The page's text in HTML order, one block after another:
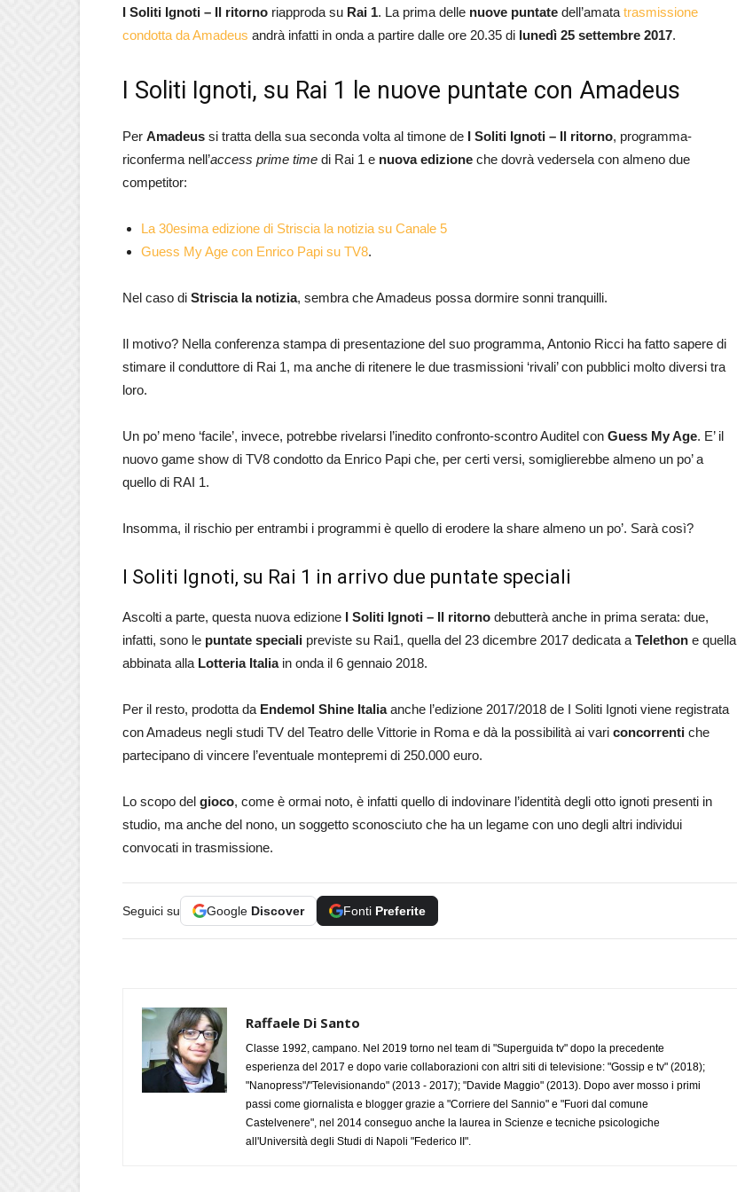
I Soliti Ignoti – Il ritorno riapproda su Rai 1. La prima delle nuove puntate dell’amata trasmissione
condotta da Amadeus andrà infatti in onda a partire dalle ore 20.35 di lunedì 25 settembre 2017.
I Soliti Ignoti, su Rai 1 le nuove puntate con Amadeus
Per Amadeus si tratta della sua seconda volta al timone de I Soliti Ignoti – Il ritorno, programma-
riconferma nell’access prime time di Rai 1 e nuova edizione che dovrà vedersela con almeno due
competitor:
La 30esima edizione di Striscia la notizia su Canale 5
Guess My Age con Enrico Papi su TV8.
Nel caso di Striscia la notizia, sembra che Amadeus possa dormire sonni tranquilli.
Il motivo? Nella conferenza stampa di presentazione del suo programma, Antonio Ricci ha fatto sapere di
stimare il conduttore di Rai 1, ma anche di ritenere le due trasmissioni ‘rivali’ con pubblici molto diversi tra
loro.
Un po’ meno ‘facile’, invece, potrebbe rivelarsi l’inedito confronto-scontro Auditel con Guess My Age. E’ il
nuovo game show di TV8 condotto da Enrico Papi che, per certi versi, somiglierebbe almeno un po’ a
quello di RAI 1.
Insomma, il rischio per entrambi i programmi è quello di erodere la share almeno un po’. Sarà così?
I Soliti Ignoti, su Rai 1 in arrivo due puntate speciali
Ascolti a parte, questa nuova edizione I Soliti Ignoti – Il ritorno debutterà anche in prima serata: due,
infatti, sono le puntate speciali previste su Rai1, quella del 23 dicembre 2017 dedicata a Telethon e quella
abbinata alla Lotteria Italiain onda il 6 gennaio 2018.
Per il resto, prodotta da Endemol Shine Italiaanche l’edizione 2017/2018 de I Soliti Ignoti viene registrata
con Amadeus negli studi TV del Teatro delle Vittorie in Roma e dà la possibilità ai vari concorrenti che
partecipano di vincere l’eventuale montepremi di 250.000 euro.
Lo scopo del gioco, come è ormai noto, è infatti quello di indovinare l’identità degli otto ignoti presenti in
studio, ma anche del nono, un soggetto sconosciuto che ha un legame con uno degli altri individui
convocati in trasmissione.
Seguici su Google Discover Fonti Preferite
Raffaele Di Santo
Classe 1992, campano. Nel 2019 torno nel team di "Superguida tv" dopo la precedente
esperienza del 2017 e dopo varie collaborazioni con altri siti di televisione: "Gossip e tv" (2018);
"Nanopress"/"Televisionando" (2013 - 2017); "Davide Maggio" (2013). Dopo aver mosso i primi
passi come giornalista e blogger grazie a "Corriere del Sannio" e "Fuori dal comune
Castelvenere", nel 2014 conseguo anche la laurea in Scienze e tecniche psicologiche
all'Università degli Studi di Napoli "Federico II".